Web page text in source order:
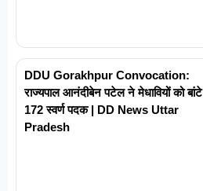
DDU Gorakhpur Convocation:
राज्यपाल आनंदीबेन पटेल ने मेधावियों को बांटे
172 स्वर्ण पदक | DD News Uttar
Pradesh